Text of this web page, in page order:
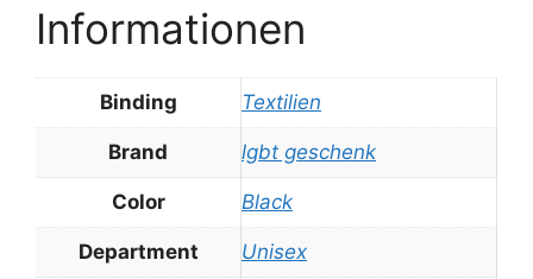
Informationen
Binding Textilien
Brand lgbt geschenk
Color Black
Department Unisex